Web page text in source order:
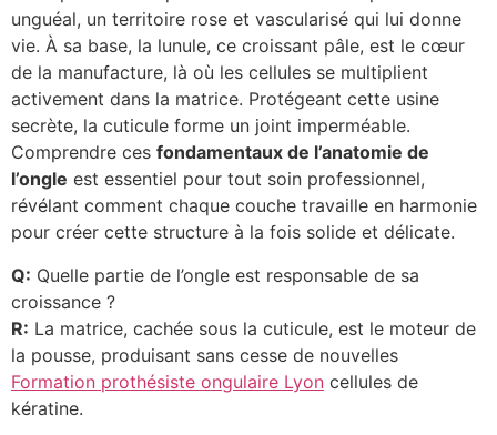
unguéal, un territoire rose et vascularisé qui lui donne
vie. À sa base, la lunule, ce croissant pâle, est le cœur
de la manufacture, là où les cellules se multiplient
activement dans la matrice. Protégeant cette usine
secrète, la cuticule forme un joint imperméable.
Comprendre ces fondamentaux de l’anatomie de
l’ongle est essentiel pour tout soin professionnel,
révélant comment chaque couche travaille en harmonie
pour créer cette structure à la fois solide et délicate.
Q: Quelle partie de l’ongle est responsable de sa
croissance ?
R: La matrice, cachée sous la cuticule, est le moteur de
la pousse, produisant sans cesse de nouvelles
Formation prothésiste ongulaire Lyon cellules de
kératine.